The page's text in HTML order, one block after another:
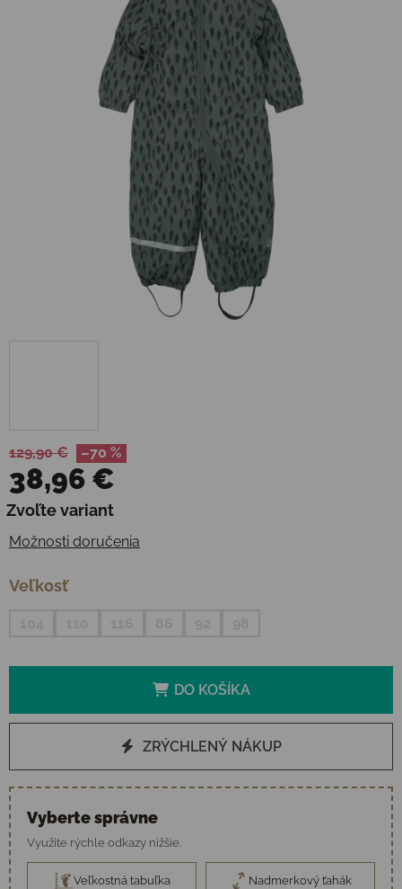
129,90 € –70 %
38,96 €
Jednotková cena:
Zvoľte variant
Možnosti doručenia
Veľkosť
DO KOŠÍKA
ZRÝCHLENÝ NÁKUP
Vyberte správne
Využite rýchle odkazy nižšie.
Veľkostná tabuľka Nadmerkový ťahák